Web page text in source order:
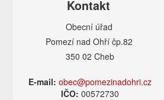
Kontakt
Obecní úřad
Pomezí nad Ohří čp.82
350 02 Cheb
E-mail: obec@pomezinadohri.cz
IČO:00572730